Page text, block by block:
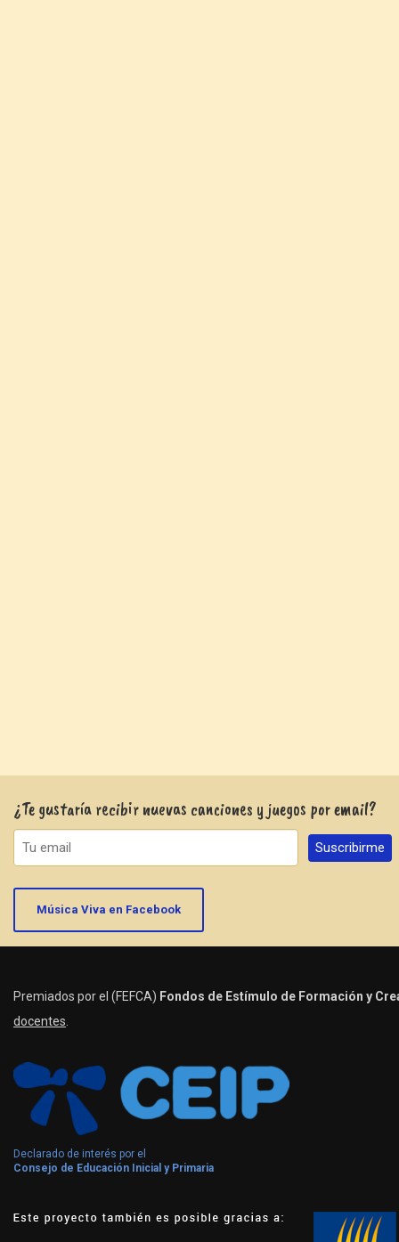
¿Te gustaría recibir nuevas canciones y juegos por email?
Música Viva en Facebook
Premiados por el (FEFCA) Fondos de Estímulo de Formación y
docentes
Declarado de interés por el
Consejo de Educación Inicial y Primaria